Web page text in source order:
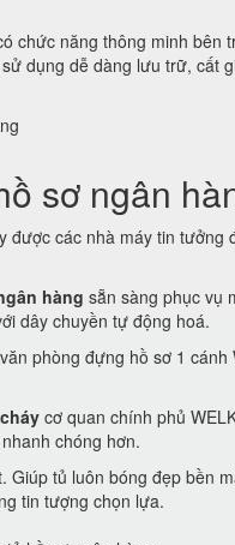
chức năng thông minh
dụng dễ dàng lưu trữ, cất
sơ ngân
được các nhà máy tin tưởng
hàng sẵn sàng phục vụ
dây chuyền tự động hoá.
phòng đựng hồ sơ 1
cơ quan chính phủ
chóng hơn.
Giúp tủ luôn bóng đẹp bền
tin tượng chọn lựa.